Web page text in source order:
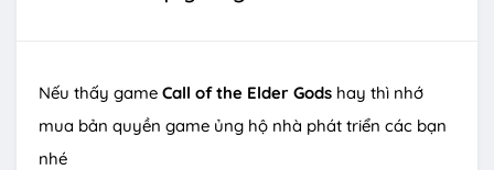
Nếu thấy game Call of the Elder Gods hay thì nhớ
mua bản quyền game ủng hộ nhà phát triển các bạn
nhé